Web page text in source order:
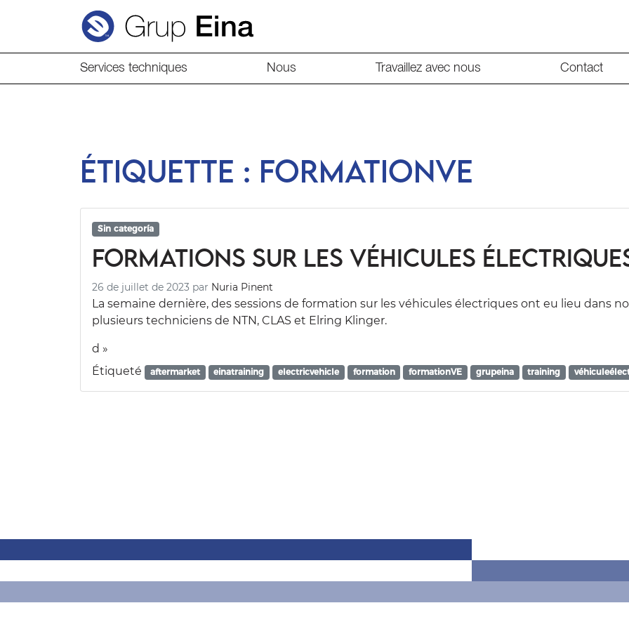
Services techniques Nous Travaillez avec nous Contact
Étiquette : formationVE
Sin categoría
Formations sur les Véhicules
26 de juillet de 2023 par Nuria Pinent
La semaine dernière, des sessions de formation sur les véhicules électriques ont eu lieu dans
plusieurs techniciens de NTN, CLAS et Elring Klinger.
d »
Étiqueté
aftermarket einatraining electricvehicle formation formationVE grupeina training